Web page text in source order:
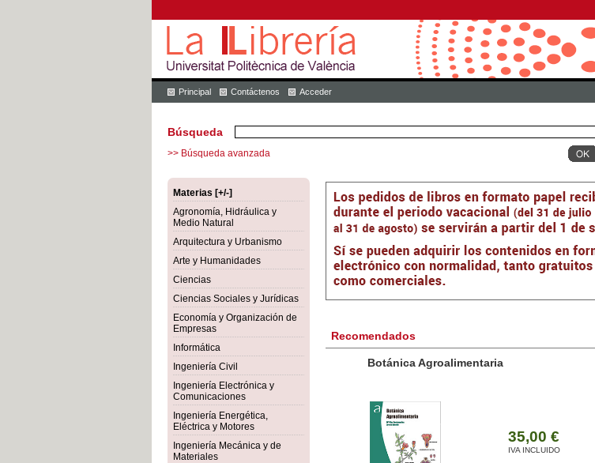
Principal Contáctenos Acceder
Búsqueda
>> Búsqueda avanzada
Materias [+/-]
Agronomía, Hidráulica y
Medio Natural
Arquitectura y Urbanismo
Arte y Humanidades
Ciencias
Ciencias Sociales y Jurídicas
Economía y Organización de
Empresas
Informática
Ingeniería Civil
Ingeniería Electrónica y
Comunicaciones
Ingeniería Energética,
Eléctrica y Motores
Ingeniería Mecánica y de
Materiales
Recomendados
Botánica Agroalimentaria
35,00 €
IVA INCLUIDO